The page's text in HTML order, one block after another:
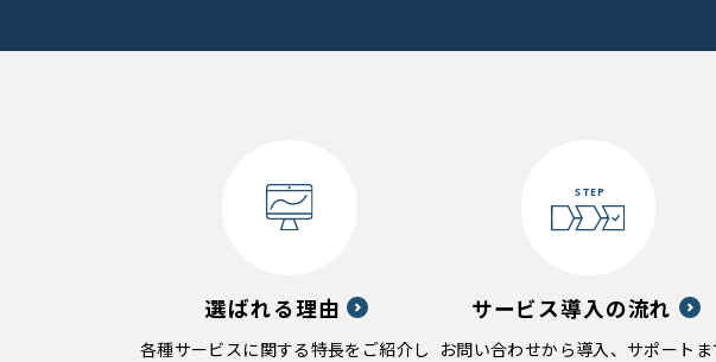
選ばれる理由
各種サービスに関する特長をご紹介し
サービス導入の流れ
お問い合わせから導入、サポートま